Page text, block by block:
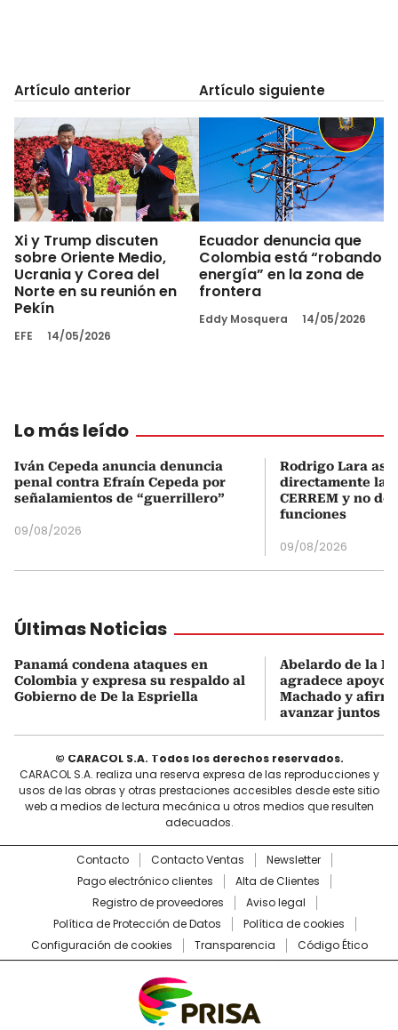
Artículo anterior
Xi y Trump discuten
sobre Oriente Medio,
Ucrania y Corea del
Norte en su reunión en
Pekín
EFE 14/05/2026
Artículo siguiente
Ecuador denuncia que
Colombia está “robando
energía” en la zona de
frontera
Eddy Mosquera 14/05/2026
Lo más leído
Iván Cepeda anuncia denuncia
penal contra Efraín Cepeda por
señalamientos de “guerrillero”
09/08/2026
Rodrigo Lara
directamente la
CERREM y no
funciones
09/08/2026
Últimas Noticias
Panamá condena ataques en
Colombia y expresa su respaldo al
Gobierno de De la Espriella
Abelardo de la
agradece apoyo
Machado y
avanzar juntos
© CARACOL S.A. Todos los derechos reservados.
CARACOL S.A. realiza una reserva expresa de las reproducciones y
usos de las obras y otras prestaciones accesibles desde este sitio
web a medios de lectura mecánica u otros medios que resulten
adecuados.
Contacto Contacto Ventas
Newsletter
Pago electrónico clientes
Alta de Clientes
Registro de proveedores
Aviso legal
Política de Protección de Datos
Política de cookies
Configuración de cookies
Transparencia Código Ético